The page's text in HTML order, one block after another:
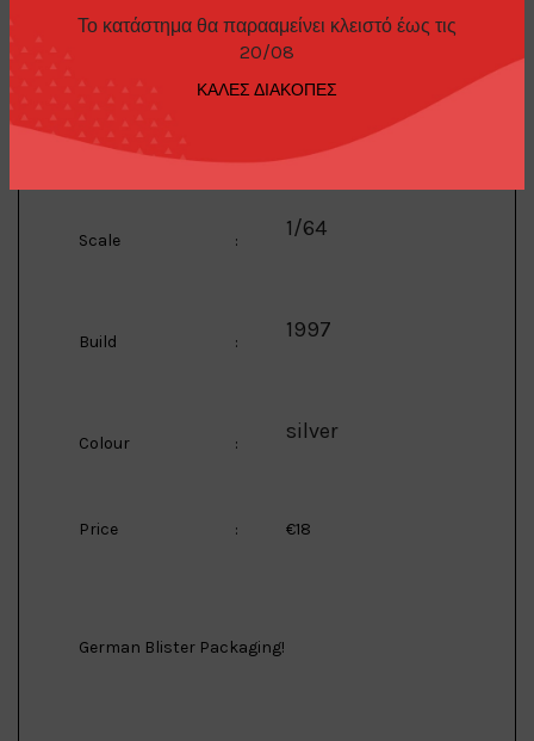
Το κατάστημα θα παρααμείνει κλειστό έως τις
20/08
ΚΑΛΕΣ ΔΙΑΚΟΠΕΣ
Description
Never Die*, silver
Scale : 1/64
Build : 1997
Colour : silver
Price : €18
German Blister Packaging!